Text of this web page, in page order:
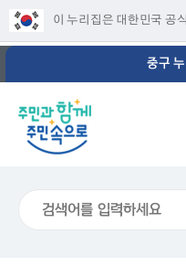
이 누리집은 대한민국 공
중구